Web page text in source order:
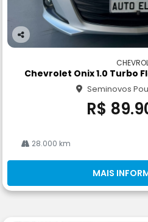
Co
rtilChevrolet Onix 1.0 Turbo
Seminovos
R$
28.000 km
MAIS